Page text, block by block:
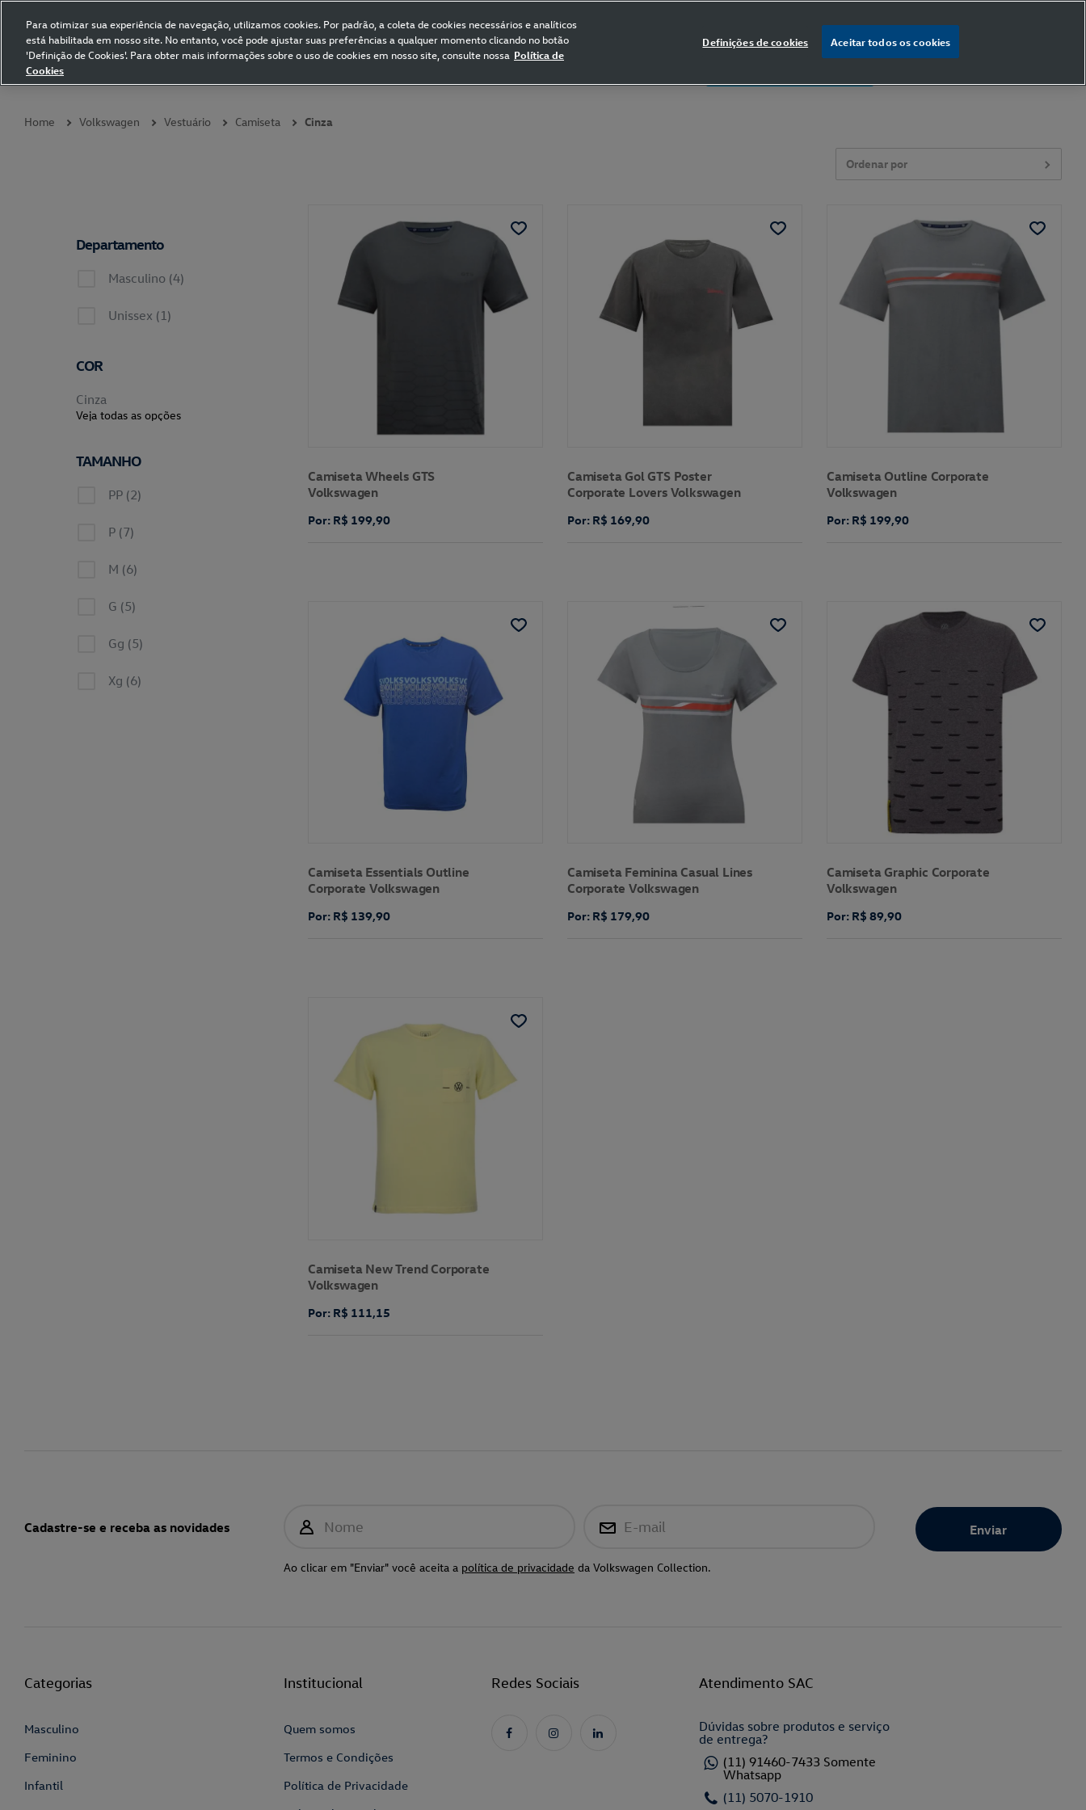
Volkswagen Collection
Coleções
Home Volkswagen Vestuário Camiseta Cinza
Ordenar por
Departamento
Masculino (4)
Unissex (1)
COR
Cinza
Veja todas as opções
TAMANHO
PP (2)
P (7)
M (6)
G (5)
Gg (5)
Xg (6)
Camiseta Wheels GTS
Volkswagen
Por: R$ 199,90
Camiseta Gol GTS Poster
Corporate Lovers Volkswagen
Por: R$ 169,90
Camiseta Outline Corporate
Volkswagen
Por: R$ 199,90
Camiseta Essentials Outline
Corporate Volkswagen
Por: R$ 139,90
Camiseta Feminina Casual Lines
Corporate Volkswagen
Por: R$ 179,90
Camiseta Graphic Corporate
Volkswagen
Por: R$ 89,90
Camiseta New Trend Corporate
Volkswagen
Por: R$ 111,15
Cadastre-se e receba as novidades Nome E-mail
Ao clicar em "Enviar" você aceita a política de privacidade da Volkswagen Collection.
Categorias
Masculino
Feminino
Infantil
Institucional
Quem somos
Termos e Condições
Política de Privacidade
Redes Sociais Atendimento SAC
Dúvidas sobre produtos e serviço
de entrega?
(11) 91460-7433 Somente
Whatsapp
(11) 5070-1910
Para otimizar sua experiência de navegação, utilizamos cookies. Por padrão, a coleta de cookies necessários e analíticos
está habilitada em nosso site. No entanto, você pode ajustar suas preferências a qualquer momento clicando no botão
'Definição de Cookies'. Para obter mais informações sobre o uso de cookies em nosso site, consulte nossa Política de
Cookies
Definições de cookies Aceitar todos os cookies